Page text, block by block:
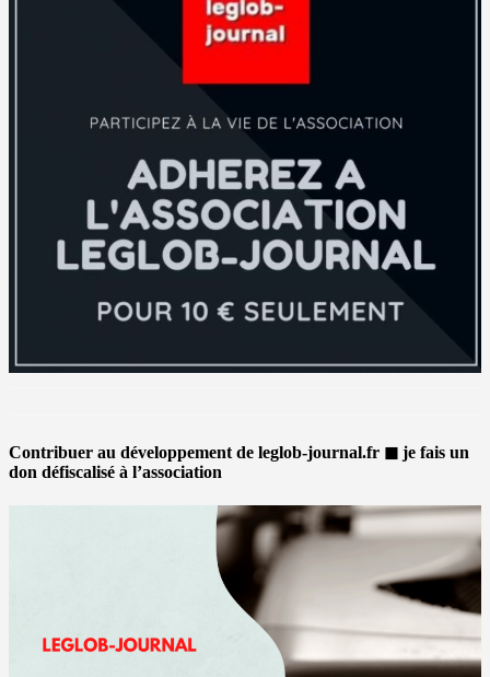
Contribuer au développement de leglob-journal.fr ◼ je fais un
don défiscalisé à l’association